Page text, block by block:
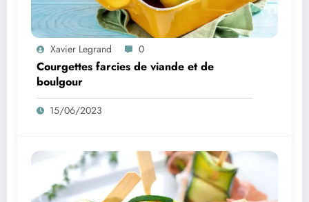
Xavier Legrand 0
Courgettes farcies de viande et de
boulgour
15/06/2023